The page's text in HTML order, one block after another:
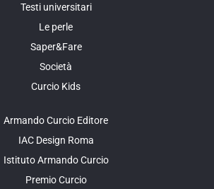
Testi universitari
Le perle
Saper&Fare
Società
Curcio Kids
Armando Curcio Editore
IAC Design Roma
Istituto Armando Curcio
Premio Curcio